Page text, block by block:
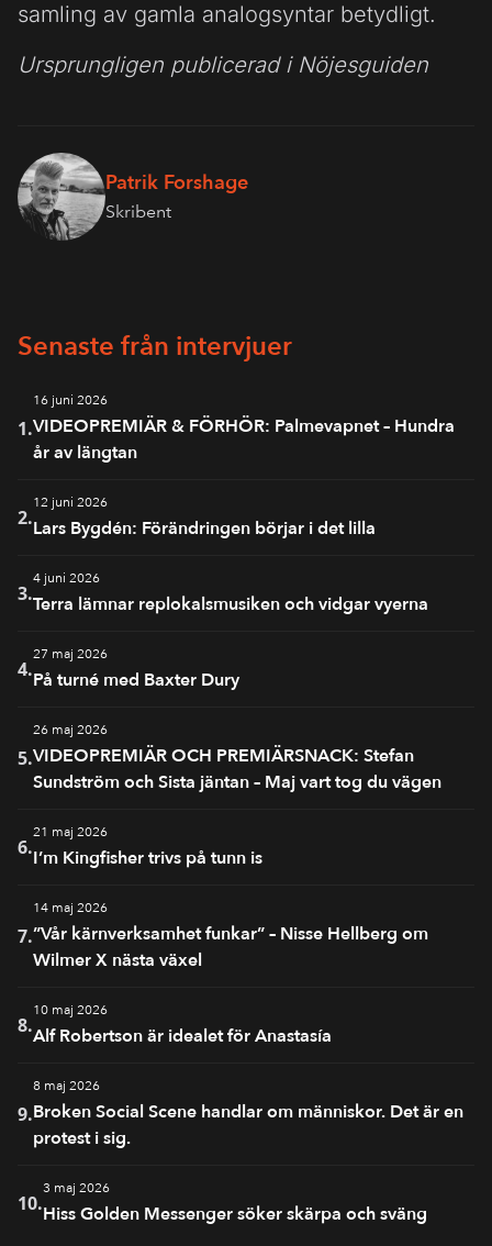
samling av gamla analogsyntar betydligt.
Ursprungligen publicerad i Nöjesguiden
Patrik Forshage
Skribent
Senaste från intervjuer
1.
16 juni 2026
VIDEOPREMIÄR & FÖRHÖR: Palmevapnet – Hundra
år av längtan
2.
12 juni 2026
Lars Bygdén: Förändringen börjar i det lilla
3.
4 juni 2026
Terra lämnar replokalsmusiken och vidgar vyerna
4.
27 maj 2026
På turné med Baxter Dury
5.
26 maj 2026
VIDEOPREMIÄR OCH PREMIÄRSNACK: Stefan
Sundström och Sista jäntan – Maj vart tog du vägen
6.
21 maj 2026
I’m Kingfisher trivs på tunn is
7.
14 maj 2026
”Vår kärnverksamhet funkar” – Nisse Hellberg om
Wilmer X nästa växel
8.
10 maj 2026
Alf Robertson är idealet för Anastasía
9.
8 maj 2026
Broken Social Scene handlar om människor. Det är en
protest i sig.
10.
3 maj 2026
Hiss Golden Messenger söker skärpa och sväng